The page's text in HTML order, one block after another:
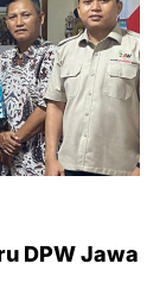
DPW Jawa